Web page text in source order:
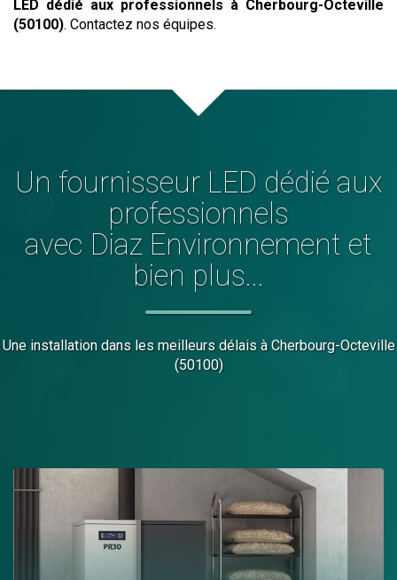
LED dédié aux professionnels à Cherbourg-Octeville
(50100). Contactez nos équipes.
Un fournisseur LED dédié aux
professionnels
avec Diaz Environnement et
bien plus...
Une installation dans les meilleurs délais à Cherbourg-Octeville
(50100)